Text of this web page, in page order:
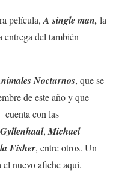
película, A single man, la
entrega del también
Nocturnos, que se
de este año y que
cuenta con las
, Michael
Fisher, entre otros. Un
nuevo afiche aquí.